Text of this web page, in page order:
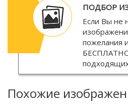
ПОДБОР
Если Вы не
пожелания
Похожие